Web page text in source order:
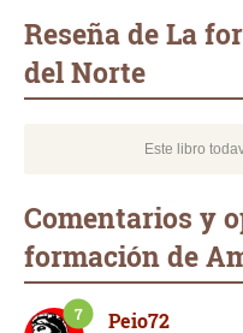
Reseña de La
del Norte
Este libro
Comentarios y
formación de
Peio72
7